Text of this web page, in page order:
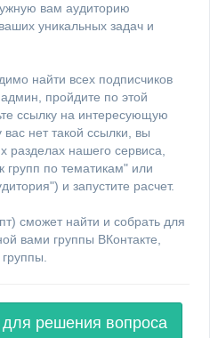
вам аудиторию
уникальных задач и
найти всех подписчиков
пройдите по этой
ссылку на интересующую
вас нет такой ссылки, вы
разделах нашего сервиса,
групп по тематикам" или
и запустите расчет.
сможет найти и собрать для
вами группы ВКонтакте,
для решения вопроса